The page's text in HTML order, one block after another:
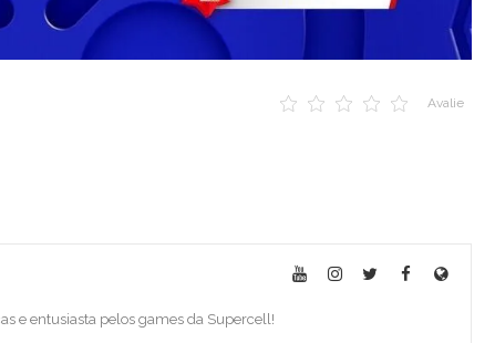
Avalie
e entusiasta pelos games da Supercell!